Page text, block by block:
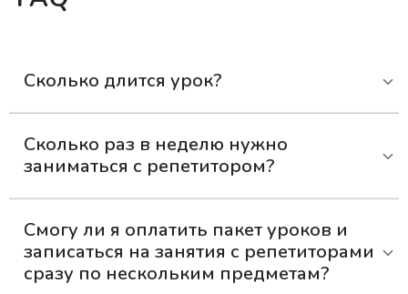
Сколько длится урок?
оптимальное время, чтобы ученик мог усвоить материал
и не устать.
Сколько раз в неделю нужно
заниматься с репетитором?
раза в неделю. Так ребенок сможет в комфортном темпе
осваивать учебный материал — без долгих пауз и
чрезмерной нагрузки.
Смогу ли я оплатить пакет уроков и
записаться на занятия с репетиторами
сразу по нескольким предметам?